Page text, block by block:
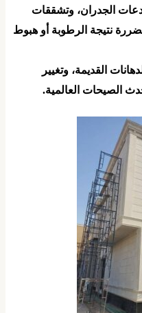
الجدران، وتشققات
نتيجة الرطوبة أو هبوط
القديمة، وتغيير
الصيحات العالمية.